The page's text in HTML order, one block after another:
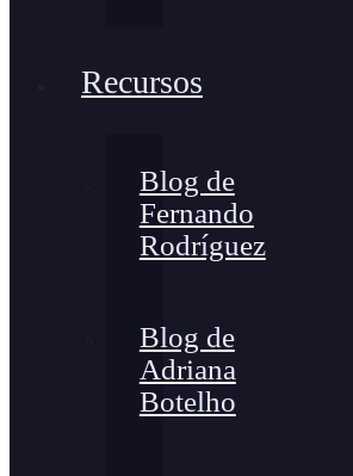
Recursos
Blog de
Fernando
Rodríguez
Blog de
Adriana
Botelho